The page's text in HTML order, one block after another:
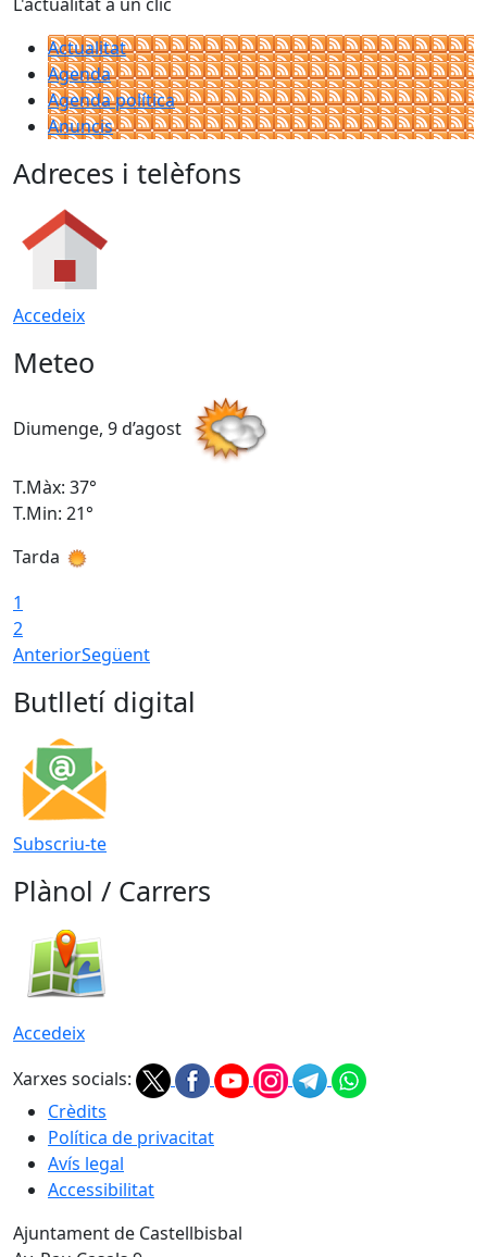
Actualitat
Agenda
Agenda política
Anuncis
Adreces i telèfons
Accedeix
Meteo
Diumenge, 9 d’agost
T.Màx: 37°
T.Min: 21°
Tarda
1
2
AnteriorSegüent
Butlletí digital
Subscriu-te
Plànol / Carrers
Accedeix
Xarxes socials:
Crèdits
Política de privacitat
Avís legal
Accessibilitat
Ajuntament de Castellbisbal